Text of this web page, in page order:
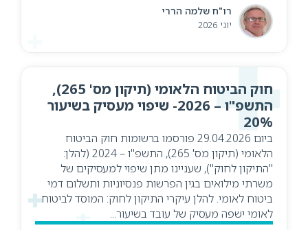
רו"ח שלמה הררי
יוני 2026
חוק הביטוח הלאומי (תיקון מס' 265),
התשפ"ו – 2026- שיפוי מעסיק בשיעור
20%
ביום 29.04.2026 פורסמו ברשומות חוק הביטוח
הלאומי (תיקון מס' 265), התשפ"ו – 2024 (להלן:
"התיקון לחוק"), שעניינו מתן שיפוי למעסיקים של
משרתי מילואים בגין הפרשות פנסיוניות ותשלום דמי
ביטוח לאומי. להלן עיקרי התיקון לחוק: המוסד לביטוח
לאומי ישפה מעסיק של עובד בשיעור...